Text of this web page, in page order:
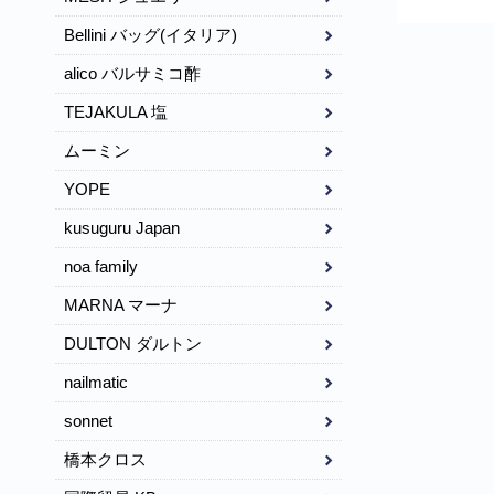
Bellini バッグ(イタリア)
alico バルサミコ酢
TEJAKULA 塩
ムーミン
YOPE
kusuguru Japan
noa family
MARNA マーナ
DULTON ダルトン
nailmatic
sonnet
橋本クロス